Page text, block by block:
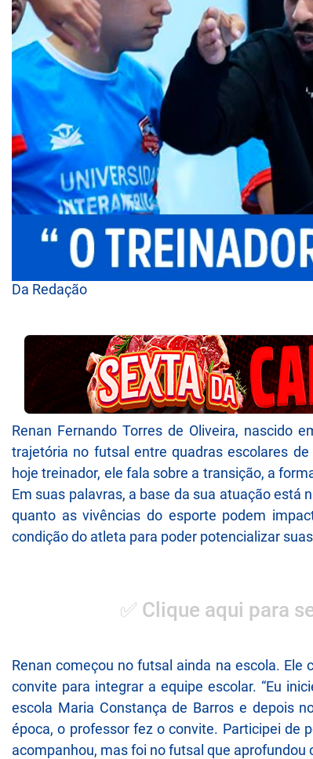
Da Redação
Renan Fernando Torres de Oliveira, nascido
trajetória no futsal entre quadras escolares
hoje treinador, ele fala sobre a transição, a
Em suas palavras, a base da sua atuação está
quanto as vivências do esporte podem
condição do atleta para poder potencializar
✅ Clique aqui para
Renan começou no futsal ainda na escola.
convite para integrar a equipe escolar. “Eu
escola Maria Constança de Barros e depois
época, o professor fez o convite. Participei de
acompanhou, mas foi no futsal que